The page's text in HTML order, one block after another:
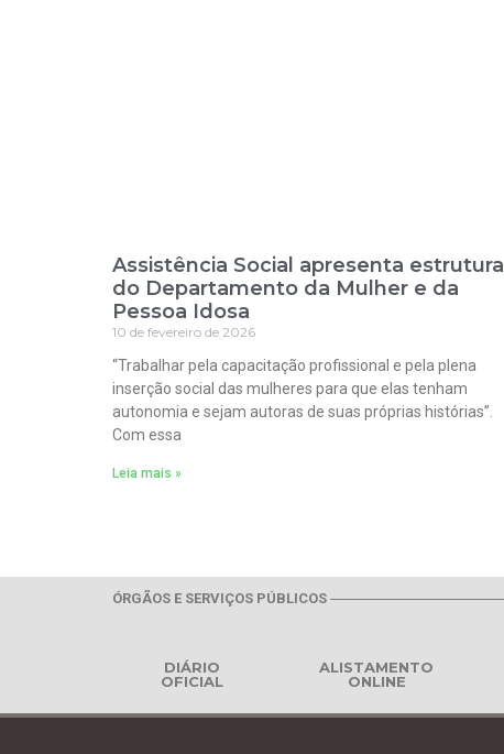
Assistência Social apresenta estrutura
do Departamento da Mulher e da
Pessoa Idosa
10 de fevereiro de 2026
“Trabalhar pela capacitação profissional e pela plena
inserção social das mulheres para que elas tenham
autonomia e sejam autoras de suas próprias histórias”.
Com essa
Leia mais »
ÓRGÃOS E SERVIÇOS PÚBLICOS
DIÁRIO
OFICIAL
ALISTAMENTO
ONLINE